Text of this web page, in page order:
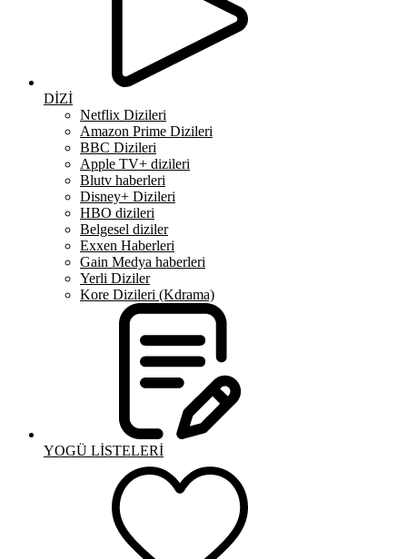
DİZİ
Netflix Dizileri
Amazon Prime Dizileri
BBC Dizileri
Apple TV+ dizileri
Blutv haberleri
Disney+ Dizileri
HBO dizileri
Belgesel diziler
Exxen Haberleri
Gain Medya haberleri
Yerli Diziler
Kore Dizileri (Kdrama)
YOGÜ LİSTELERİ